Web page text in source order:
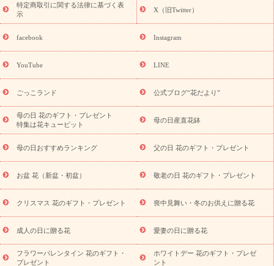
ペーン
「きょう誕生日なんです」キャンペーン
探す
誕生日フラワーギフト 誕生日フラワーギフト特集
誕生
日フラワーギフト商品一覧
ユリ トルコキキョウ
誕生花(トルコキキョウ)
9月の誕生花(リンドウ)
誕生日セット
ギフト
「きょう誕生日なんです」キャンペーン
用途から探す お祝いの花特集 当日配達特急便
お祝い商品
一覧
お祝い 新築・引っ越し祝い
結婚記念日
結婚祝い 出産祝い 退院祝い・快気祝い
還暦
祝い・長寿祝い
プチギフト ペットのお祝いフラワー
元・暑中見舞い
敬老の日
お供え
お供え・お悔やみ商品一覧 お供え・お悔やみの花
十九日法要以降に贈る花
通夜・葬儀に贈る花
お供え お花とセッ
お盆（新盆・初盆）
お祝い返し お見舞い
お取り
寄せギフト
ビジネス用 ご自宅用 観葉植物
ミディ胡蝶蘭
プリザーブドフラワー
スタイルから探す
アレンジメント
花束
スタンド花 お祝い お供え・お悔やみ 胡蝶蘭
胡蝶
蘭・花鉢
ミディ胡蝶蘭・お祝い ミディ胡蝶蘭・お供え
の青色胡蝶蘭
観葉植物 観葉植物 産直多肉植物
プリザーブ
ドフラワー
お祝い お供え・お悔やみ 花とセットギフト
特定商取引に関する法律に基づく表
示
X（旧Twitter）
facebook Instagram
YouTube LINE
ごっこランド 公式ブログ“花だより”
母の日 花のギフト・プレゼント
特集は花キューピット
母の日産直花鉢
母の日おすすめランキング 父の日 花のギフト・プレゼント
お盆 花（新盆・初盆） 敬老の日 花のギフト・プレゼント
クリスマス 花のギフト・プレゼント 喪中見舞い・冬のお供えに贈る花
成人の日に贈る花 愛妻の日に贈る花
フラワーバレンタイン 花のギフト・
プレゼント
ホワイトデー 花のギフト・プレゼ
ント